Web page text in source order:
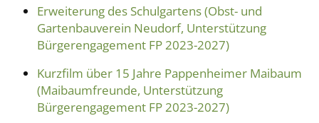
Erweiterung des Schulgartens (Obst- und
Gartenbauverein Neudorf, Unterstützung
Bürgerengagement FP 2023-2027)
Kurzfilm über 15 Jahre Pappenheimer Maibaum
(Maibaumfreunde, Unterstützung
Bürgerengagement FP 2023-2027)